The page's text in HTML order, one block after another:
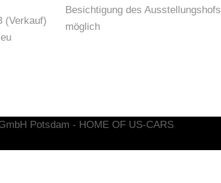
(Verkauf)
Besichtigung des Ausstellungshofs
möglich
Potsdam - HOME OF US-CARS